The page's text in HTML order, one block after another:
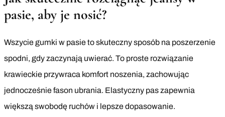
pasie, aby je nosić?
Wszycie gumki w pasie to skuteczny sposób na poszerzenie
spodni, gdy zaczynają uwierać. To proste rozwiązanie
krawieckie przywraca komfort noszenia, zachowując
jednocześnie fason ubrania. Elastyczny pas zapewnia
większą swobodę ruchów i lepsze dopasowanie.